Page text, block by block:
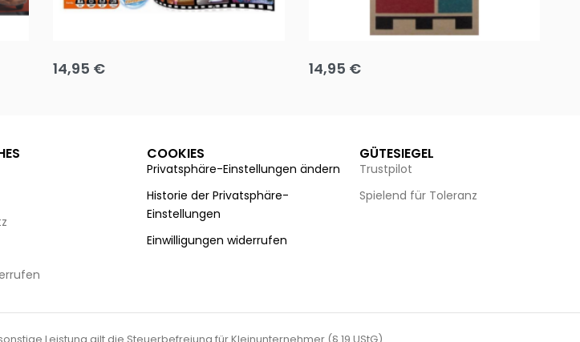
14,95 €
Team up
14,95 €
COOKIES
Privatsphäre-Einstellungen ändern
Historie der Privatsphäre-
Einstellungen
Einwilligungen widerrufen
GÜTESIEGEL
Trustpilot
Spielend für Toleranz
Leistung gilt die Steuerbefreiung für Kleinunternehmer (§ 19 UStG).